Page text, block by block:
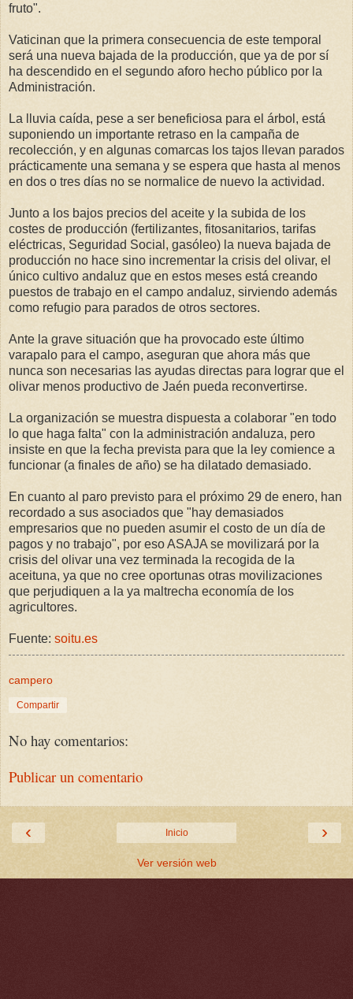
fruto".
Vaticinan que la primera consecuencia de este temporal
será una nueva bajada de la producción, que ya de por sí
ha descendido en el segundo aforo hecho público por la
Administración.
La lluvia caída, pese a ser beneficiosa para el árbol, está
suponiendo un importante retraso en la campaña de
recolección, y en algunas comarcas los tajos llevan parados
prácticamente una semana y se espera que hasta al menos
en dos o tres días no se normalice de nuevo la actividad.
Junto a los bajos precios del aceite y la subida de los
costes de producción (fertilizantes, fitosanitarios, tarifas
eléctricas, Seguridad Social, gasóleo) la nueva bajada de
producción no hace sino incrementar la crisis del olivar, el
único cultivo andaluz que en estos meses está creando
puestos de trabajo en el campo andaluz, sirviendo además
como refugio para parados de otros sectores.
Ante la grave situación que ha provocado este último
varapalo para el campo, aseguran que ahora más que
nunca son necesarias las ayudas directas para lograr que el
olivar menos productivo de Jaén pueda reconvertirse.
La organización se muestra dispuesta a colaborar "en todo
lo que haga falta" con la administración andaluza, pero
insiste en que la fecha prevista para que la ley comience a
funcionar (a finales de año) se ha dilatado demasiado.
En cuanto al paro previsto para el próximo 29 de enero, han
recordado a sus asociados que "hay demasiados
empresarios que no pueden asumir el costo de un día de
pagos y no trabajo", por eso ASAJA se movilizará por la
crisis del olivar una vez terminada la recogida de la
aceituna, ya que no cree oportunas otras movilizaciones
que perjudiquen a la ya maltrecha economía de los
agricultores.
Fuente: soitu.es
campero
Compartir
No hay comentarios:
Publicar un comentario
‹ ›
Inicio
Ver versión web